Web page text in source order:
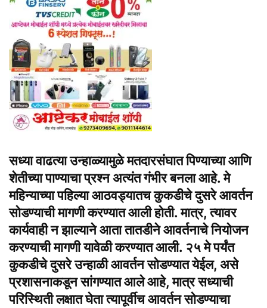
सध्या वाढत्या उन्हाळ्यामुळे मतदारसंघात पिण्याच्या आणि
शेतीच्या पाण्याचा प्रश्न अत्यंत गंभीर बनला आहे. मे
महिन्याच्या पहिल्या आठवड्यातच कुकडीचे दुसरे आवर्तन
सोडण्याची मागणी करण्यात आली होती. मात्र, त्यावर
कार्यवाही न झाल्याने आता तातडीने आवर्तनाचे नियोजन
करण्याची मागणी यावेळी करण्यात आली. २५ मे पर्यंत
कुकडीचे दुसरे उन्हाळी आवर्तन सोडण्यात येईल, असे
प्रशासनाकडून सांगण्यात आले आहे, मात्र सध्याची
परिस्थिती लक्षात घेता त्यापूर्वीच आवर्तन सोडण्याचा